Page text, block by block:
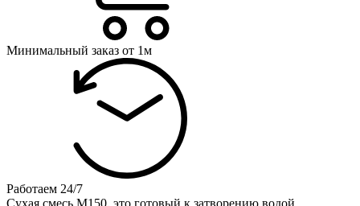
Минимальный заказ от 1м
Работаем 24/7
Сухая смесь М150, это готовый к затворению водой